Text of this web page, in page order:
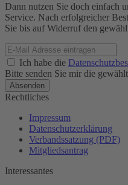
Dann nutzen Sie doch einfach
Service. Nach erfolgreicher
Sie bis auf Widerruf den
Ich habe die
Bitte senden Sie mir die
Rechtliches
Impressum
Datenschutzerklärung
Verbandssatzung (PDF)
Mitgliedsantrag
Interessantes